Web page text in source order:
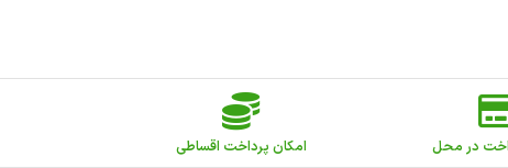
در محل امکان پرداخت اقساطی